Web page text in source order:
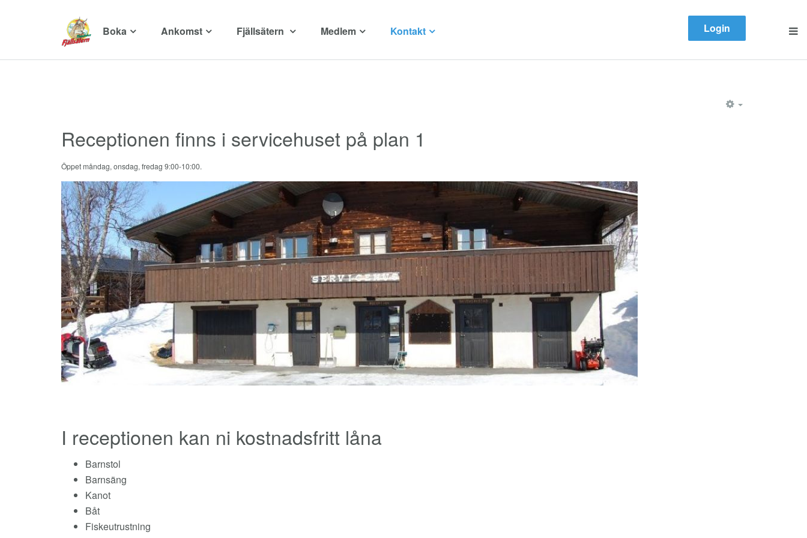
Boka Ankomst Fjällsätern Medlem Kontakt Login
Receptionen finns i servicehuset på plan 1
Öppet måndag, onsdag, fredag 9:00-10:00.
I receptionen kan ni kostnadsfritt låna
Barnstol
Barnsäng
Kanot
Båt
Fiskeutrustning